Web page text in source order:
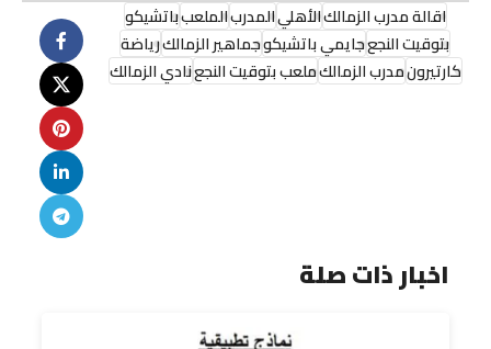
اقالة مدرب الزمالكالأهليالمدربالملعبباتشيكو
بتوقيت النجعجايمي باتشيكوجماهير الزمالكرياضة
كارتيرونمدرب الزمالكملعب بتوقيت النجعنادي الزمالك
اخبار ذات صلة